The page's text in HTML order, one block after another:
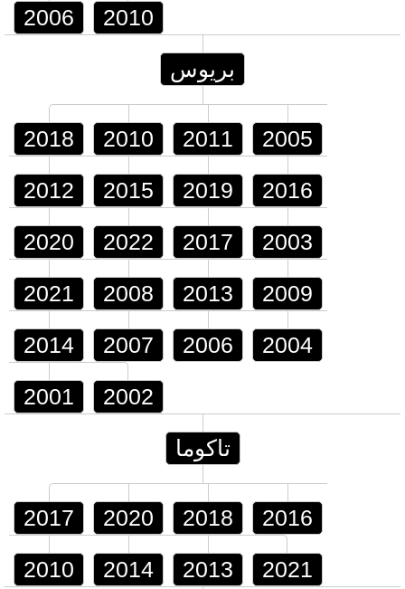
2006 2010
بريوس
2018 2010 2011 2005
2012 2015 2019 2016
2020 2022 2017 2003
2021 2008 2013 2009
2014 2007 2006 2004
2001 2002
تاكوما
2017 2020 2018 2016
2010 2014 2013 2021